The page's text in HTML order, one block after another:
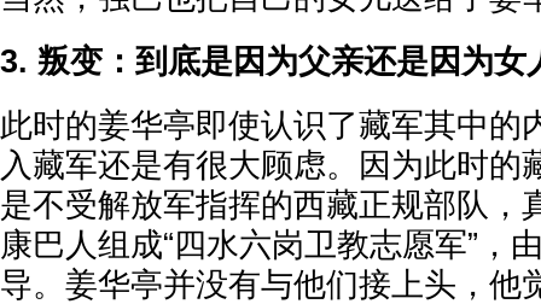
3. 叛变：到底是因为父亲还是因为女
此时的姜华亭即使认识了藏军其中的
入藏军还是有很大顾虑。因为此时的
是不受解放军指挥的西藏正规部队，
康巴人组成“四水六岗卫教志愿军”，
导。姜华亭并没有与他们接上头，他